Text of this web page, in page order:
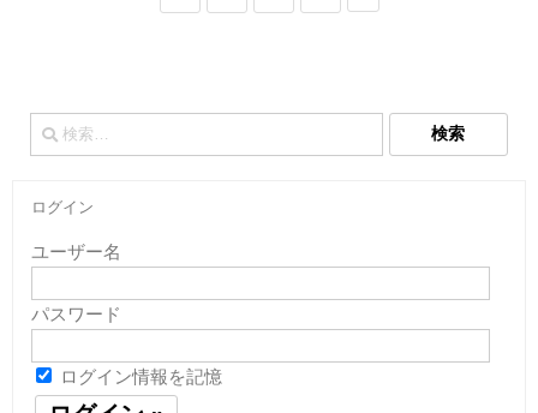
検
索:
ログイン
ユーザー名
パスワード
ログイン情報を記憶